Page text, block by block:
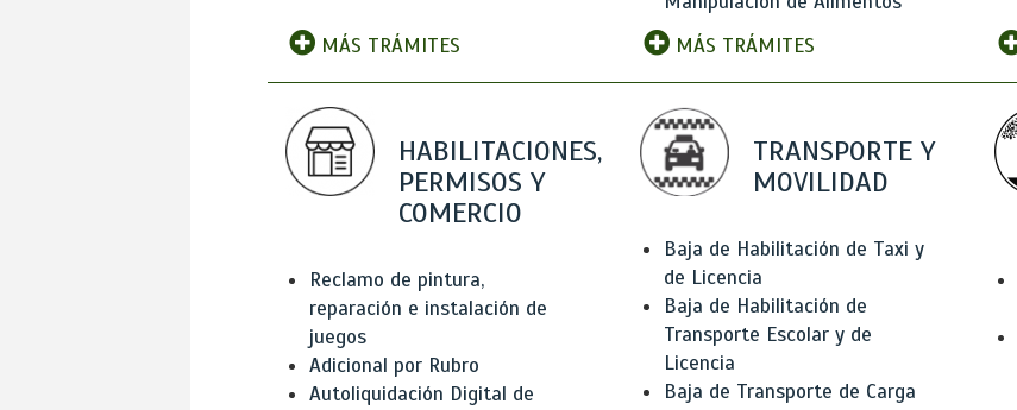
MÁS TRÁMITES
MÁS TRÁMITES
HABILITACIONES,
PERMISOS Y
COMERCIO
Reclamo de pintura,
reparación e instalación de
juegos
Adicional por Rubro
Autoliquidación Digital de
TRANSPORTE Y
MOVILIDAD
Baja de Habilitación de Taxi y
de Licencia
Baja de Habilitación de
Transporte Escolar y de
Licencia
Baja de Transporte de Carga